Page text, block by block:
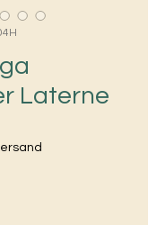
Laterne